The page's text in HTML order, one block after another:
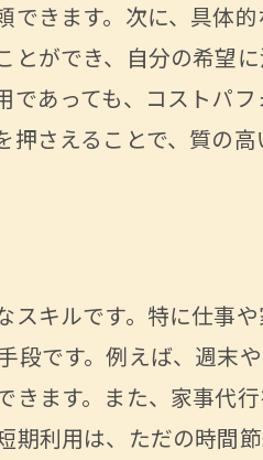
ランの選び方
もたらす生活の質の向上
にするための選択
どう変わるか
適になる理由
事代行の活用法
事の安心感
品質なサービス
きます。次に、具体
ができ、自分の希望
あっても、コストパ
さえることで、質の
キルです。特に仕事
です。例えば、週末
ます。また、家事代
利用は、ただの時間